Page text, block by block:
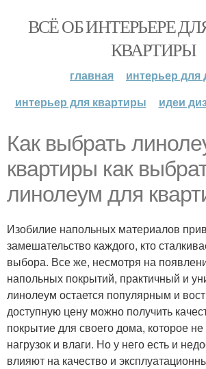
ВСЁ ОБ ИНТЕРЬЕРЕ
КВАРТИРЫ
главная
интерьер для
интерьер для квартиры
идеи
Как выбрать
квартиры как
линолеум для
Изобилие напольных материалов
замешательство каждого, кто
выбора. Все же, несмотря на
напольных покрытий, практичный и
линолеум остается популярным и
доступную цену можно получить
покрытие для своего дома, которое
нагрузок и влаги. Но у него есть и
влияют на качество и